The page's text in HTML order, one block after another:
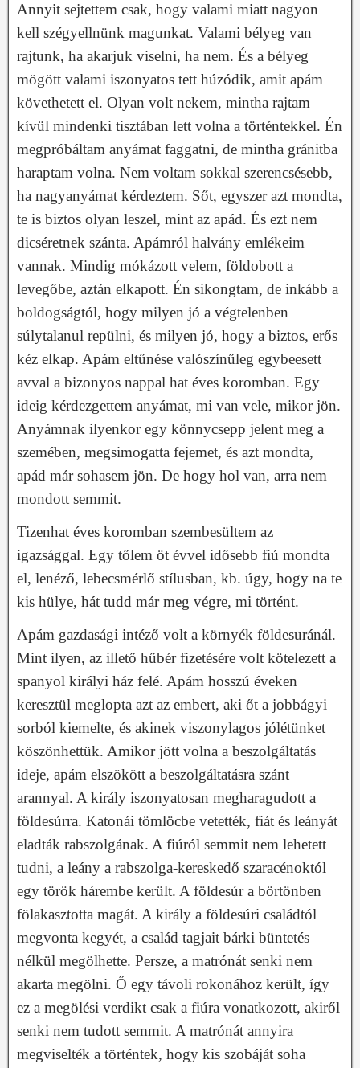
Annyit sejtettem csak, hogy valami miatt nagyon
kell szégyellnünk magunkat. Valami bélyeg van
rajtunk, ha akarjuk viselni, ha nem. És a bélyeg
mögött valami iszonyatos tett húzódik, amit apám
követhetett el. Olyan volt nekem, mintha rajtam
kívül mindenki tisztában lett volna a történtekkel. Én
megpróbáltam anyámat faggatni, de mintha gránitba
haraptam volna. Nem voltam sokkal szerencsésebb,
ha nagyanyámat kérdeztem. Sőt, egyszer azt mondta,
te is biztos olyan leszel, mint az apád. És ezt nem
dicséretnek szánta. Apámról halvány emlékeim
vannak. Mindig mókázott velem, földobott a
levegőbe, aztán elkapott. Én sikongtam, de inkább a
boldogságtól, hogy milyen jó a végtelenben
súlytalanul repülni, és milyen jó, hogy a biztos, erős
kéz elkap. Apám eltűnése valószínűleg egybeesett
avval a bizonyos nappal hat éves koromban. Egy
ideig kérdezgettem anyámat, mi van vele, mikor jön.
Anyámnak ilyenkor egy könnycsepp jelent meg a
szemében, megsimogatta fejemet, és azt mondta,
apád már sohasem jön. De hogy hol van, arra nem
mondott semmit.
Tizenhat éves koromban szembesültem az
igazsággal. Egy tőlem öt évvel idősebb fiú mondta
el, lenéző, lebecsmérlő stílusban, kb. úgy, hogy na te
kis hülye, hát tudd már meg végre, mi történt.
Apám gazdasági intéző volt a környék földesuránál.
Mint ilyen, az illető hűbér fizetésére volt kötelezett a
spanyol királyi ház felé. Apám hosszú éveken
keresztül meglopta azt az embert, aki őt a jobbágyi
sorból kiemelte, és akinek viszonylagos jólétünket
köszönhettük. Amikor jött volna a beszolgáltatás
ideje, apám elszökött a beszolgáltatásra szánt
arannyal. A király iszonyatosan megharagudott a
földesúrra. Katonái tömlöcbe vetették, fiát és leányát
eladták rabszolgának. A fiúról semmit nem lehetett
tudni, a leány a rabszolga-kereskedő szaracénoktól
egy török hárembe került. A földesúr a börtönben
fölakasztotta magát. A király a földesúri családtól
megvonta kegyét, a család tagjait bárki büntetés
nélkül megölhette. Persze, a matrónát senki nem
akarta megölni. Ő egy távoli rokonához került, így
ez a megölési verdikt csak a fiúra vonatkozott, akiről
senki nem tudott semmit. A matrónát annyira
megviselték a történtek, hogy kis szobáját soha